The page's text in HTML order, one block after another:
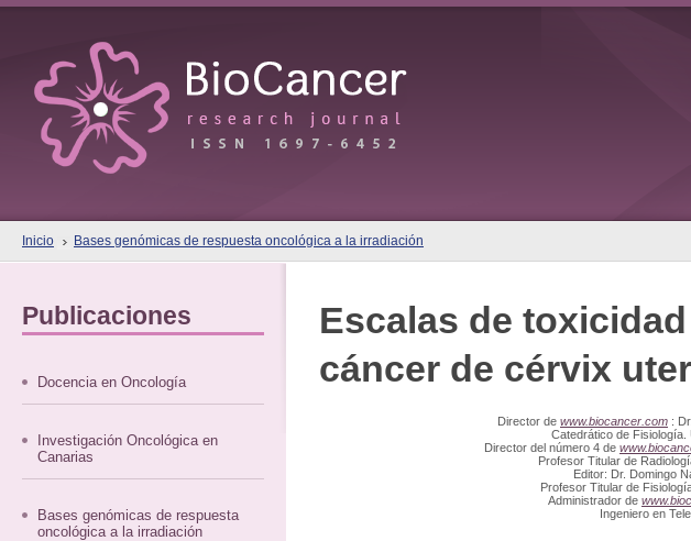
Inicio Bases genómicas de respuesta oncológica a la irradiación
Publicaciones
Docencia en Oncología
Investigación Oncológica en
Canarias
Bases genómicas de respuesta
oncológica a la irradiación
Escalas de
cáncer de cérvix
Director de www.biocancer.com :
Catedrático de
Director del número 4 de
Profesor Titular de
Editor: Dr. Domingo
Profesor Titular de
Administrador de
Ingeniero en